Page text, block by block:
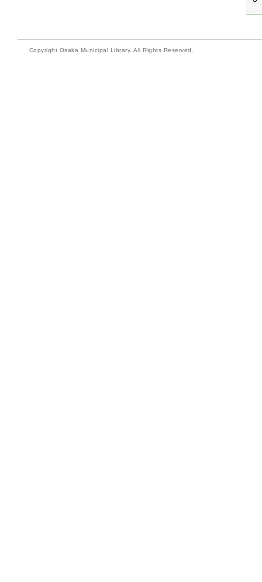
Copyright Osaka Municipal Library. All Rights Reserved.